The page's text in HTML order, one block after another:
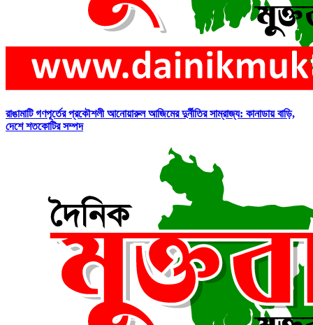
রাঙামাটি গণপূর্তের প্রকৌশলী আনোয়ারুল আজিমের দুর্নীতির সাম্রাজ্য: কানাডায় বাড়ি,
দেশে শতকোটির সম্পদ